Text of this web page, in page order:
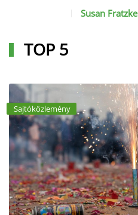
Susan Fratzke
TOP 5
Sajtóközlemény